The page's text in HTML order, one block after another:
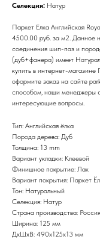
Селекция: Натур
Паркет Елка Английская
4500.00 руб. за м2. Данное
соединения шип-паз и
(дуб+фанера) имеет
купить в интернет-магазине
оформите заказ на сайте
способом, наши менеджеры
интересующие вопросы.
Тип: Английская ёлка
Порода дерева: Дуб
Толщина: 13 mm
Вариант укладки: Клеевой
Финишное покрытие: Лак
Вариант покрытия: Паркет
Тон: Натуральный
Селекция: Натур
Страна производства: Россия
Ширина: 125 мм
ДxШxВ: 490x125x13 мм